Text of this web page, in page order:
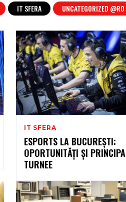
IT SFERA UNCATEGORIZED @RO
IT SFERA
ESPORTS LA BUCUREȘTI:
OPORTUNITĂȚI ȘI
TURNEE